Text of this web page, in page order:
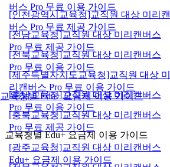
교육청별 Edu+ 요금제 이용 가이드
버스 Pro 무료 이용 가이드
[인천광역시교육청]교직원 대상 미리캔
버스 Pro 무료 제공 가이드
[전남교육청]교직원 대상 미리캔버스
Pro 무료 제공 가이드
[전북교육청]교직원 대상 미리캔버스
Pro 무료 이용 가이드
[제주특별자치도교육청]교직원 대상 미
리캔버스 Pro 무료 이용 가이드
[충남교육청]교직원 대상 미리캔버스
Pro 무료 이용 가이드
[충북교육청]교직원 대상 미리캔버스
Pro 무료 제공 가이드
교육청별 Edu+ 요금제 이용 가이드
[광주교육청]교직원 대상 미리캔버스
Edu+ 요금제 이용 가이드